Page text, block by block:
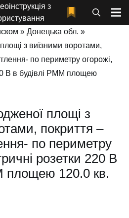
з
» Донецька обл. »
з виїзними воротами,
по периметру огорожі,
В в будівлі РММ площею
площі з
покриття –
по периметру
розетки 220 В
площею 120.0 кв.